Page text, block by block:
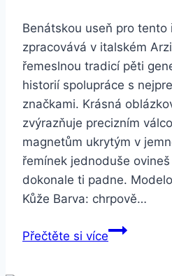
Benátskou useň pro tento
zpracovává v italském
řemeslnou tradicí pěti
historií spolupráce s
značkami. Krásná
zvýrazňuje precizním
magnetům ukrytým v
řemínek jednoduše
dokonale ti padne.
Kůže Barva: chrpově…
Přečtěte si víceApple